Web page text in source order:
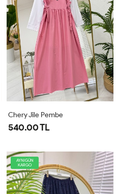
Chery Jile Pembe
540.00 TL
AYNIGÜN
KARGO